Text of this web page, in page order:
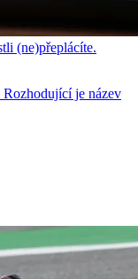
(ne)přeplácíte.
Rozhodující je název